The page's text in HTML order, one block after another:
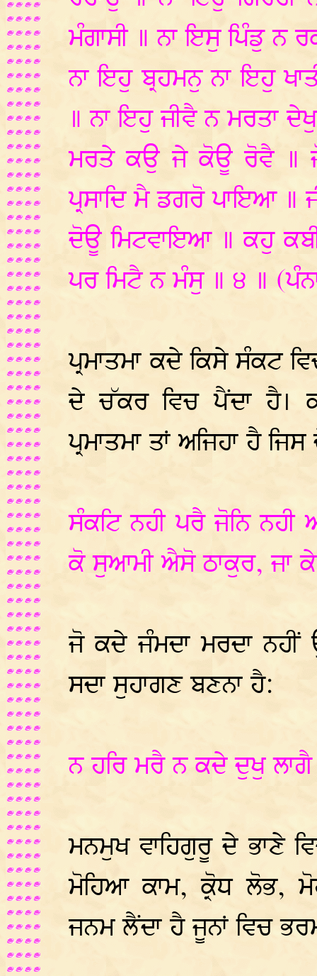
ਮੰਗਾਸੀ ॥ ਨਾ ਇਸੁ ਪਿੰਡੁ ਨ
ਨਾ ਇਹੁ ਬ੍ਰਹਮਨੁ ਨਾ ਇਹੁ
॥ ਨਾ ਇਹੁ ਜੀਵੈ ਨ ਮਰਤਾ
ਮਰਤੇ ਕਉ ਜੇ ਕੋਊ ਰੋਵੈ ॥
ਪ੍ਰਸਾਦਿ ਮੈ ਡਗਰੋ ਪਾਇਆ ॥
ਦੋਊ ਮਿਟਵਾਇਆ ॥ ਕਹੁ
ਪਰ ਮਿਟੈ ਨ ਮੰਸੁ ॥ ੪ ॥
ਪ੍ਰਮਾਤਮਾ ਕਦੇ ਕਿਸੇ ਸੰਕਟ
ਦੇ ਚੱਕਰ ਵਿਚ ਪੈਂਦਾ ਹੈ।
ਪ੍ਰਮਾਤਮਾ ਤਾਂ ਅਜਿਹਾ ਹੈ
ਸੰਕਟਿ ਨਹੀ ਪਰੈ ਜੋਨਿ
ਕੋ ਸੁਆਮੀ ਐਸੋ ਠਾਕੁਰ, ਜਾ
ਜੋ ਕਦੇ ਜੰਮਦਾ ਮਰਦਾ ਨਹੀਂ
ਸਦਾ ਸੁਹਾਗਣ ਬਣਨਾ ਹੈ:
ਨ ਹਰਿ ਮਰੈ ਨ ਕਦੇ ਦੁਖੁ ਲਾਗੈ
ਮਨਮੁਖ ਵਾਹਿਗੁਰੂ ਦੇ ਭਾਣੇ
ਮੋਹਿਆ ਕਾਮ, ਕ੍ਰੋਧ ਲੋਭ,
ਜਨਮ ਲੈਂਦਾ ਹੈ ਜੂਨਾਂ ਵਿਚ